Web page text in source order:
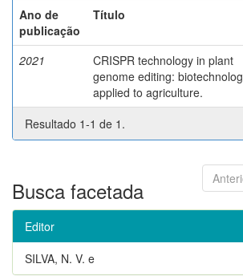
Ano de
publicação
Título
2021
CRISPR technology in plant
genome editing:
applied to agriculture.
Resultado 1-1 de 1.
Busca facetada
Editor
SILVA, N. V. e